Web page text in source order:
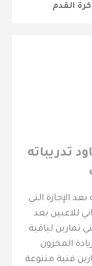
كرة القدم
تدريباته
الإجازة التي
للاعبين بعد
تمارين لياقية
المخزون
فنية متنوعة